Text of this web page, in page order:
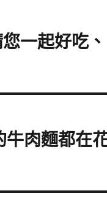
一起好吃、
牛肉麵都在